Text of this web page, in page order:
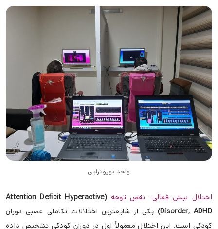
واحد نوروتراپی
اختلال بیش فعالی- نقص توجه
(Attention Deficit Hyperactive
Disorder, ADHD)
یکی از شایعترین اختلالات تکاملی عصبی دوران
کودکی است. این اختلال معمولاً اول در دوران کودکی تشخیص داده